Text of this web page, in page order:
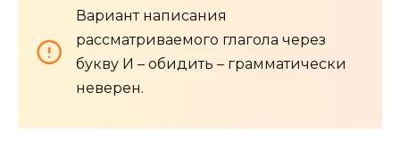
Вариант написания
рассматриваемого глагола через
букву И – обидить – грамматически
неверен.